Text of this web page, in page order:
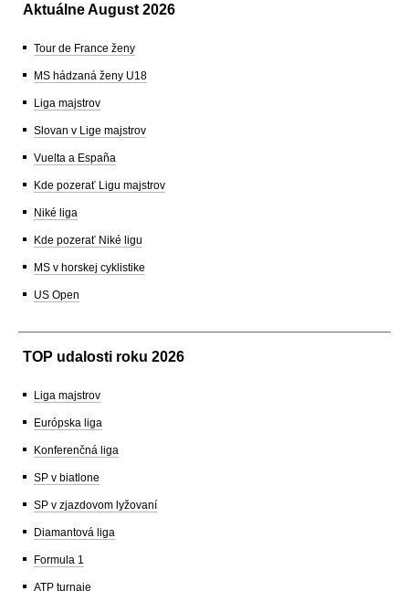
Aktuálne August 2026
Tour de France ženy
MS hádzaná ženy U18
Liga majstrov
Slovan v Lige majstrov
Vuelta a España
Kde pozerať Ligu majstrov
Niké liga
Kde pozerať Niké ligu
MS v horskej cyklistike
US Open
TOP udalosti roku 2026
Liga majstrov
Európska liga
Konferenčná liga
SP v biatlone
SP v zjazdovom lyžovaní
Diamantová liga
Formula 1
ATP turnaje